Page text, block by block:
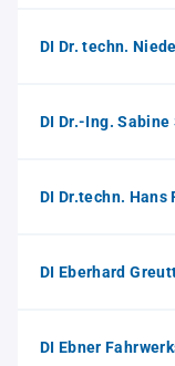
DI Dr. techn.
DI Dr.-Ing.
DI Dr.techn. Hans
DI Eberhard
DI Ebner